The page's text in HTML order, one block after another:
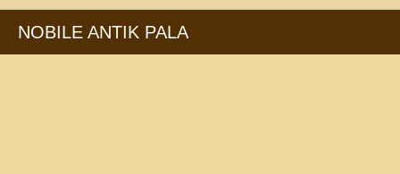
NOBILE ANTIK PALA